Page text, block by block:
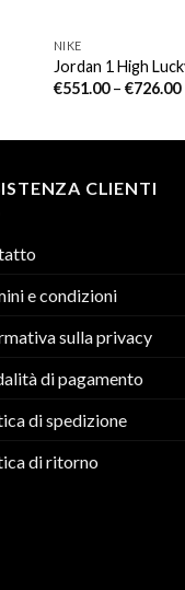
NIKE
Jordan 1 High
€551.00– €726.00
CLIENTI
e condizioni
sulla privacy
di pagamento
di spedizione
di ritorno